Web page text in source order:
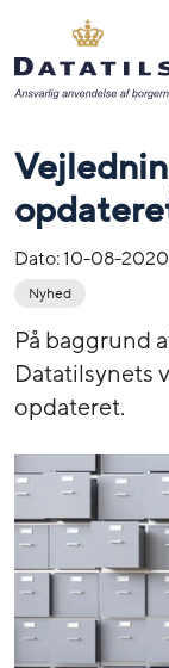
Dato:10-08-2020
Nyhed
På baggrund
Datatilsynets
opdateret.